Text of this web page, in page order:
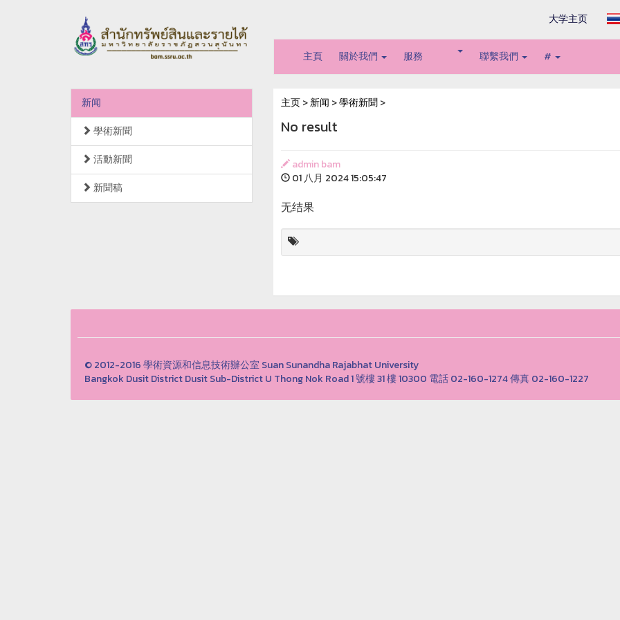
大学主页
主頁 關於我們 服務 聯繫我們 #
新闻
學術新聞
活動新聞
新聞稿
主页>新闻 >學術新聞>
No result
admin bam
01 八月 2024 15:05:47
无结果
© 2012-2016 學術資源和信息技術辦公室 Suan Sunandha Rajabhat University
Bangkok Dusit District Dusit Sub-District U Thong Nok Road 1 號樓 31 樓 10300 電話 02-160-1274 傳真 02-160-1227